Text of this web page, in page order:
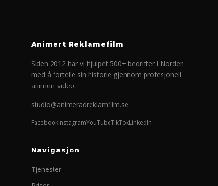
Animert Reklamefilm
Siden 2012 har vi hjulpet 500+ bedrifter i Norden
med å fortelle sin historie gjennom profesjonell
animert video.
studio@animeradreklamfilm.se
FacebookInstagramYouTubeTikTokLinkedIn
Navigasjon
Tjenester